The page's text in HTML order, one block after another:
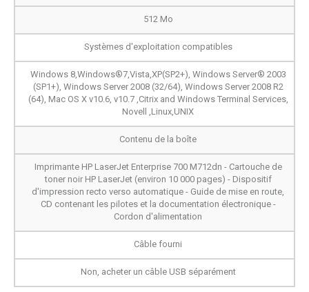
512 Mo
Systèmes d'exploitation compatibles
Windows 8,Windows®7,Vista,XP(SP2+), Windows Server® 2003
(SP1+), Windows Server 2008 (32/64), Windows Server 2008 R2
(64), Mac OS X v10.6, v10.7 ,Citrix and Windows Terminal Services,
Novell ,Linux,UNIX
Contenu de la boîte
Imprimante HP LaserJet Enterprise 700 M712dn - Cartouche de
toner noir HP LaserJet (environ 10 000 pages) - Dispositif
d'impression recto verso automatique - Guide de mise en route,
CD contenant les pilotes et la documentation électronique -
Cordon d'alimentation
Câble fourni
Non, acheter un câble USB séparément